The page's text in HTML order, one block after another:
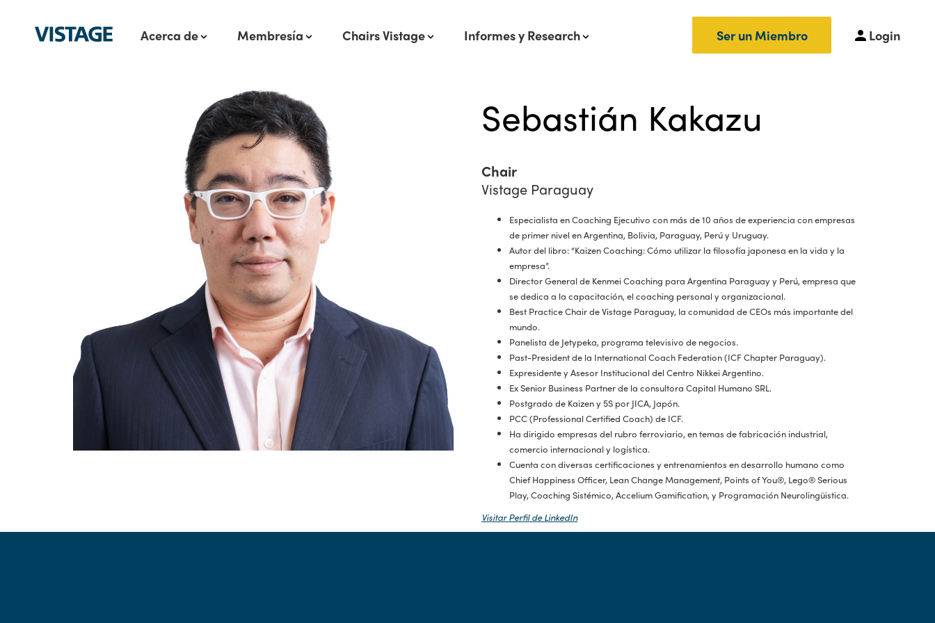
Acerca de Membresía Chairs Vistage Informes y Research Ser un Miembro Login
Sebastián Kakazu
Chair
Vistage Paraguay
Especialista en Coaching Ejecutivo con más de 10 años de experiencia con empresas
de primer nivel en Argentina, Bolivia, Paraguay, Perú y Uruguay.
Autor del libro: “Kaizen Coaching: Cómo utilizar la filosofía japonesa en la vida y la
empresa”.
Director General de Kenmei Coaching para Argentina Paraguay y Perú, empresa que
se dedica a la capacitación, el coaching personal y organizacional.
Best Practice Chair de Vistage Paraguay, la comunidad de CEOs más importante del
mundo.
Panelista de Jetypeka, programa televisivo de negocios.
Past-President de la International Coach Federation (ICF Chapter Paraguay).
Expresidente y Asesor Institucional del Centro Nikkei Argentino.
Ex Senior Business Partner de la consultora Capital Humano SRL.
Postgrado de Kaizen y 5S por JICA, Japón.
PCC (Professional Certified Coach) de ICF.
Ha dirigido empresas del rubro ferroviario, en temas de fabricación industrial,
comercio internacional y logística.
Cuenta con diversas certificaciones y entrenamientos en desarrollo humano como
Chief Happiness Officer, Lean Change Management, Points of You®️, Lego®️ Serious
Play, Coaching Sistémico, Accelium Gamification, y Programación Neurolingüistica.
Visitar Perfil de LinkedIn